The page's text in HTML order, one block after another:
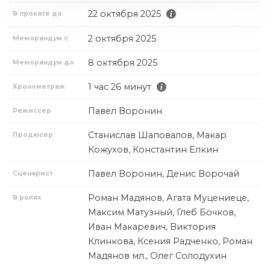
В прокате до 22 октября 2025
Меморандум с 2 октября 2025
Меморандум до 8 октября 2025
Хронометраж 1 час 26 минут
Режиссер Павел Воронин
Продюсер
Станислав Шаповалов, Макар
Кожухов, Константин Елкин
Сценарист Павел Воронин, Денис Ворочай
В ролях
Роман Мадянов, Агата Муцениеце,
Максим Матузный, Глеб Бочков,
Иван Макаревич, Виктория
Клинкова, Ксения Радченко, Роман
Мадянов мл., Олег Солодухин